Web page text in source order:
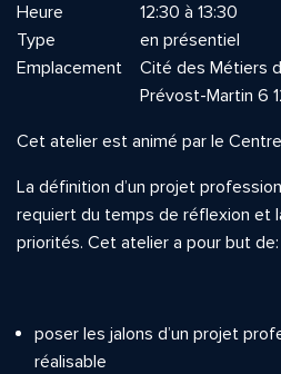
Heure
12:30 à 13:30
Type
en présentiel
Emplacement
Cité des Métiers
Prévost-Martin 6
Cet atelier est animé par le Centre
La définition d’un projet
requiert du temps de réflexion et
priorités. Cet atelier a pour but de:
poser les jalons d’un projet
réalisable